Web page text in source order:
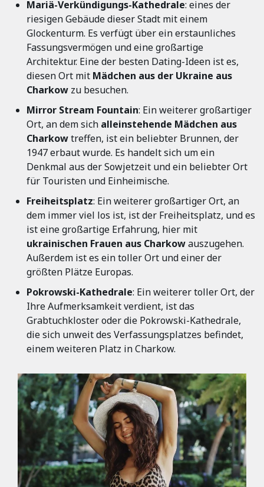
Mariä-Verkündigungs-Kathedrale: eines der
riesigen Gebäude dieser Stadt mit einem
Glockenturm. Es verfügt über ein erstaunliches
Fassungsvermögen und eine großartige
Architektur. Eine der besten Dating-Ideen ist es,
diesen Ort mit Mädchen aus der Ukraine aus
Charkow zu besuchen.
Mirror Stream Fountain: Ein weiterer großartiger
Ort, an dem sich alleinstehende Mädchen aus
Charkowtreffen, ist ein beliebter Brunnen, der
1947 erbaut wurde. Es handelt sich um ein
Denkmal aus der Sowjetzeit und ein beliebter Ort
für Touristen und Einheimische.
Freiheitsplatz: Ein weiterer großartiger Ort, an
dem immer viel los ist, ist der Freiheitsplatz, und es
ist eine großartige Erfahrung, hier mit
ukrainischen Frauen aus Charkowauszugehen.
Außerdem ist es ein toller Ort und einer der
größten Plätze Europas.
Pokrowski-Kathedrale: Ein weiterer toller Ort, der
Ihre Aufmerksamkeit verdient, ist das
Grabtuchkloster oder die Pokrowski-Kathedrale,
die sich unweit des Verfassungsplatzes befindet,
einem weiteren Platz in Charkow.